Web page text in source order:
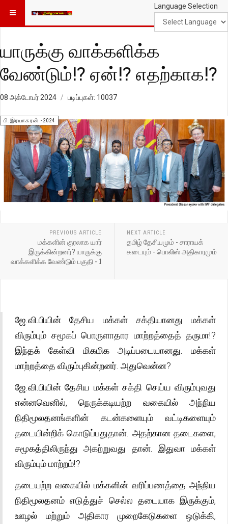
Language Selection
யாருக்கு வாக்களிக்க
வேண்டும்!? ஏன்!? எதற்காக!?
08 அக்டோபர் 2024 படிப்புகள்: 10037
பி.இரயாகரன் -2024
PREVIOUS ARTICLE
மக்களின் குரலாக யார்
இருக்கின்றனர்? யாருக்கு
வாக்களிக்க வேண்டும் பகுதி - 1
NEXT ARTICLE
தமிழ் தேசியமும் - சாராயக்
கடையும் - பொலிஸ் அதிகாரமும்
ஜே.வி.பியின் தேசிய மக்கள் சக்தியானது மக்கள்
விரும்பும் சமூகப் பொருளாதார மாற்றத்தைத் தருமா!?
இந்தக் கேள்வி மிகமிக அடிப்படையானது. மக்கள்
மாற்றத்தை விரும்புகின்றனர். அதுவென்ன?
ஜே.வி.பியின் தேசிய மக்கள் சக்தி செய்ய விரும்புவது
என்னவெனில், நெருக்கடியற்ற வகையில் அந்நிய
நிதிமூலதனங்களின் கடன்களையும் வட்டிகளையும்
தடையின்றிக் கொடுப்பதுதான். அதற்கான தடைகளை,
சமூகத்திலிருந்து அகற்றுவது தான். இதுவா மக்கள்
விரும்பும் மாற்றம்!?
தடையற்ற வகையில் மக்களின் வரிப்பணத்தை அந்நிய
நிதிமூலதனம் எடுத்துச் செல்ல தடையாக இருக்கும்,
ஊழல் மற்றும் அதிகார முறைகேடுகளை ஒடுக்கி,